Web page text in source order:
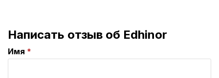
Написать отзыв об Edhinor
Имя